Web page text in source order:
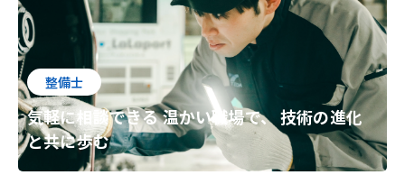
整備士
気軽に相談できる 温かい職場で、 技術の進化
と共に歩む